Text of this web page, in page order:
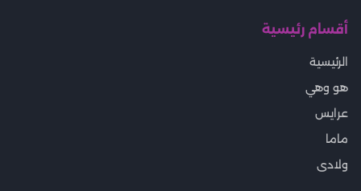
أقسام رئيسية
الرئيسية
هو وهي
عرايس
ماما
ولادى